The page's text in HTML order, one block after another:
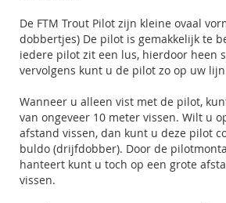
De FTM Trout Pilot zijn kleine ovaal
dobbertjes) De pilot is gemakkelijk te
iedere pilot zit een lus, hierdoor heen
vervolgens kunt u de pilot zo op uw
Wanneer u alleen vist met de pilot,
van ongeveer 10 meter vissen. Wilt u
afstand vissen, dan kunt u deze pilot
buldo (drijfdobber). Door de
hanteert kunt u toch op een grote
vissen.